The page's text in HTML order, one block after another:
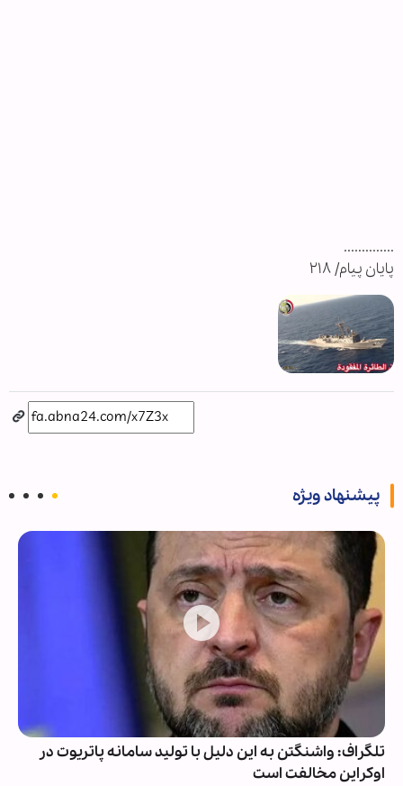
..............
پایان پیام/ ۲۱۸
پیشنهاد ویژه
تلگراف: واشنگتن به این دلیل با تولید سامانه پاتریوت در
اوکراین مخالفت است